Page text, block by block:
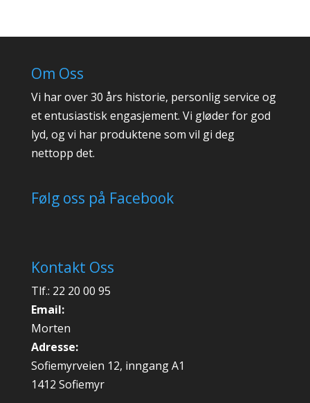
Om Oss
Vi har over 30 års historie, personlig service og
et entusiastisk engasjement. Vi gløder for god
lyd, og vi har produktene som vil gi deg
nettopp det.
Følg oss på Facebook
Kontakt Oss
Tlf.: 22 20 00 95
Email:
Morten
Adresse:
Sofiemyrveien 12, inngang A1
1412 Sofiemyr